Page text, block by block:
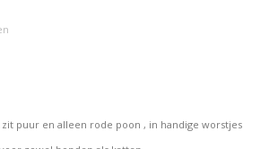
zit puur en alleen rode poon , in handige worstjes